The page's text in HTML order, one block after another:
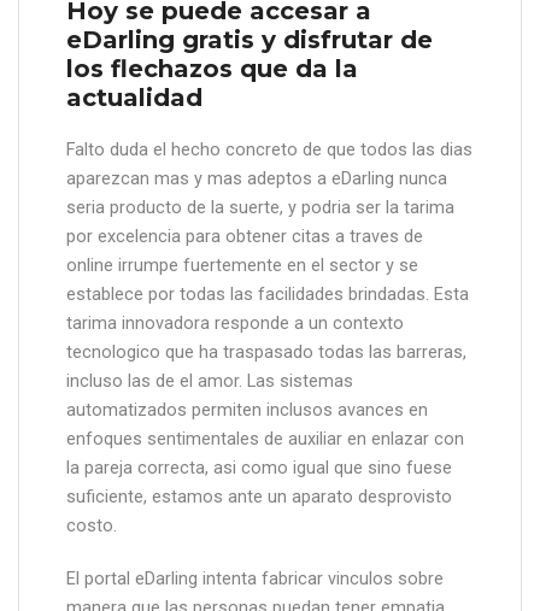
Hoy se puede accesar a
eDarling gratis y disfrutar de
los flechazos que da la
actualidad
Falto duda el hecho concreto de que todos las dias
aparezcan mas y mas adeptos a eDarling nunca
seria producto de la suerte, y podria ser la tarima
por excelencia para obtener citas a traves de
online irrumpe fuertemente en el sector y se
establece por todas las facilidades brindadas. Esta
tarima innovadora responde a un contexto
tecnologico que ha traspasado todas las barreras,
incluso las de el amor. Las sistemas
automatizados permiten inclusos avances en
enfoques sentimentales de auxiliar en enlazar con
la pareja correcta, asi como igual que sino fuese
suficiente, estamos ante un aparato desprovisto
costo.
El portal eDarling intenta fabricar vinculos sobre